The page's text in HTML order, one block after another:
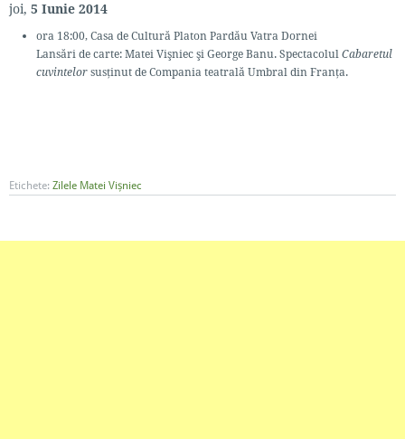
joi, 5 Iunie 2014
ora 18:00, Casa de Cultură Platon Pardău Vatra Dornei
Lansări de carte: Matei Vişniec şi George Banu. Spectacolul Cabaretul
cuvintelor susţinut de Compania teatrală Umbral din Franţa.
Etichete: Zilele Matei Vișniec